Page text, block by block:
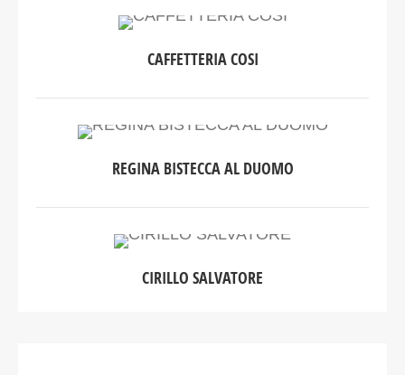
CAFFETTERIA COSI
REGINA BISTECCA AL DUOMO
CIRILLO SALVATORE